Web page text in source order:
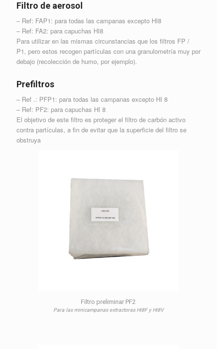
Filtro de aerosol
– Ref: FAP1: para todas las campanas excepto HI8
– Ref: FA2: para capuchas HI8
Para utilizar en las mismas circunstancias que los filtros FP /
P1, pero estos recogen partículas con una granulometría muy por
debajo (recolección de humo, por ejemplo).
Prefiltros
– Ref .: PFP1: para todas las campanas excepto HI 8
– Ref: PF2: para capuchas HI 8
El objetivo de este filtro es proteger el filtro de carbón activo
contra partículas, a fin de evitar que la superficie del filtro se
obstruya
Filtro preliminar PF2
Para las minicampanas extractoras HI8F y HI8V